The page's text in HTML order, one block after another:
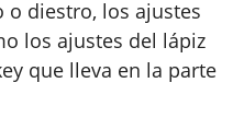
o diestro, los ajustes
los ajustes del lápiz
que lleva en la parte